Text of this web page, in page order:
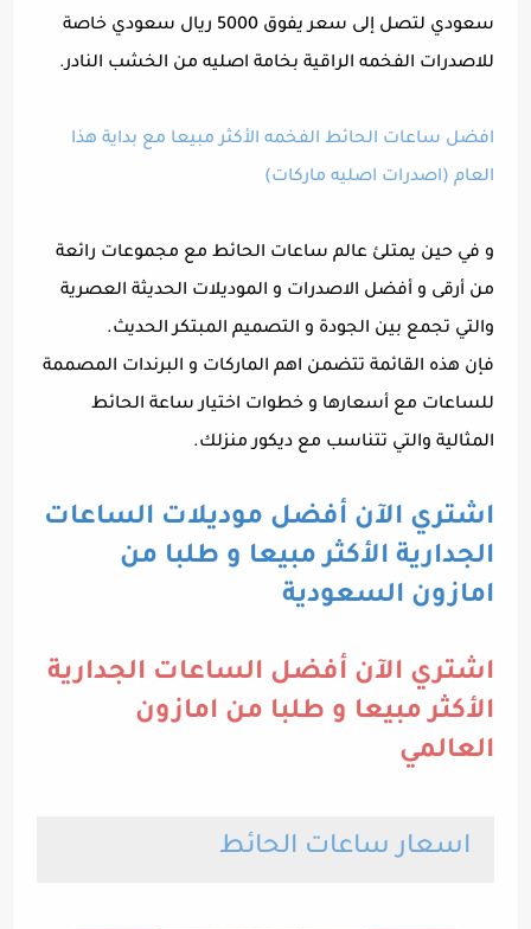
سعودي لتصل إلى سعر يفوق 5000 ريال سعودي خاصة
للاصدرات الفخمه الراقية بخامة اصليه من الخشب النادر.
افضل ساعات الحائط الفخمه الأكثر مبيعا مع بداية هذا
العام (اصدرات اصليه ماركات)
و في حين يمتلئ عالم ساعات الحائط مع مجموعات رائعة
من أرقى و أفضل الاصدرات و الموديلات الحديثة العصرية
والتي تجمع بين الجودة و التصميم المبتكر الحديث.
فإن هذه القائمة تتضمن اهم الماركات و البرندات المصممة
للساعات مع أسعارها و خطوات اختيار ساعة الحائط
المثالية والتي تتناسب مع ديكور منزلك.
اشتري الآن أفضل موديلات الساعات
الجدارية الأكثر مبيعا و طلبا من
امازون السعودية
اشتري الآن أفضل الساعات الجدارية
الأكثر مبيعا و طلبا من امازون
العالمي
اسعار ساعات الحائط